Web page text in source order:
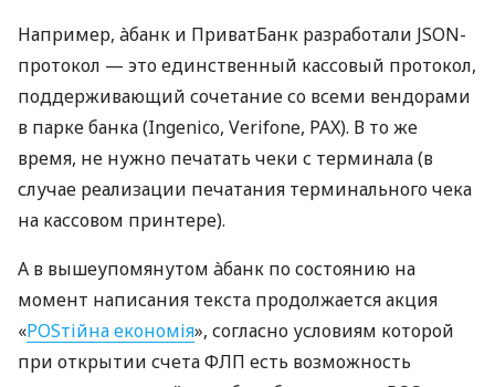
Например, àбанк и ПриватБанк разработали JSON-
протокол — это единственный кассовый протокол,
поддерживающий сочетание со всеми вендорами
в парке банка (Ingenico, Verifone, PAX). В то же
время, не нужно печатать чеки с терминала (в
случае реализации печатания терминального чека
на кассовом принтере).
А в вышеупомянутом àбанк по состоянию на
момент написания текста продолжается акция
«POSтійна економія», согласно условиям которой
при открытии счета ФЛП есть возможность